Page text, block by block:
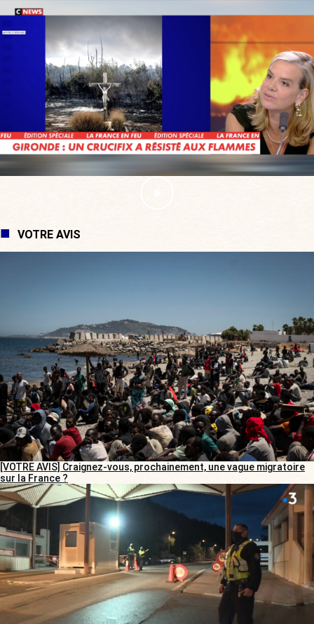
VOTRE AVIS
[VOTRE AVIS] Craignez-vous, prochainement, une vague migratoire
sur la France ?